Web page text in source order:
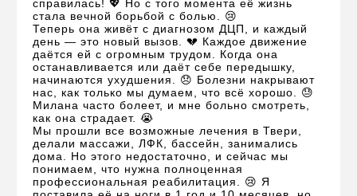
справилась! 💖 Но с того момента её жизнь
стала вечной борьбой с болью. 😢
Теперь она живёт с диагнозом ДЦП, и каждый
день — это новый вызов. 💔 Каждое движение
даётся ей с огромным трудом. Когда она
останавливается или даёт себе передышку,
начинаются ухудшения. 😞 Болезни накрывают
нас, как только мы думаем, что всё хорошо. 😓
Милана часто болеет, и мне больно смотреть,
как она страдает. 😭
Мы прошли все возможные лечения в Твери,
делали массажи, ЛФК, бассейн, занимались
дома. Но этого недостаточно, и сейчас мы
понимаем, что нужна полноценная
профессиональная реабилитация. 😢 Я